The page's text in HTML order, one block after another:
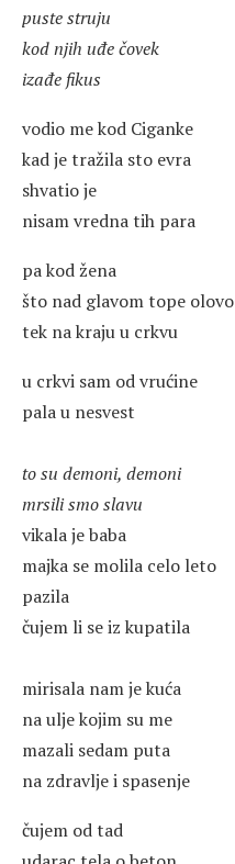
puste struju
kod njih uđe čovek
izađe fikus
vodio me kod Ciganke
kad je tražila sto evra
shvatio je
nisam vredna tih para
pa kod žena
što nad glavom tope olovo
tek na kraju u crkvu
u crkvi sam od vrućine
pala u nesvest
to su demoni, demoni
mrsili smo slavu
vikala je baba
majka se molila celo leto
pazila
čujem li se iz kupatila
mirisala nam je kuća
na ulje kojim su me
mazali sedam puta
na zdravlje i spasenje
čujem od tad